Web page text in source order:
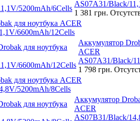
AS07A31/Black/
1 381 грн.
для ноутбука ACER
6600mAh/12Cells
Аккумулятор
ACER
AS07A31/Black/
1 798 грн.
для ноутбука ACER
5200mAh/8Cells
Аккумулятор
ACER
AS07B31/Black/